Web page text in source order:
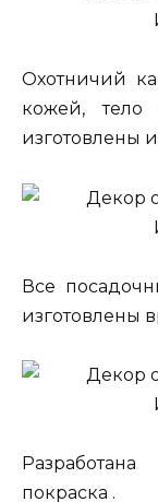
Охотничий
кожей, тело
изготовлены
Все
изготовлены
покраска .